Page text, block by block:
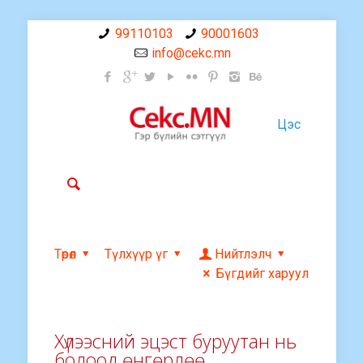
99110103
90001603
info@cekc.mn
Цэс
Төрөл Түлхүүр үг
Нийтлэлч
Бүгдийг харуул
Хүлээсний эцэст буруутан нь